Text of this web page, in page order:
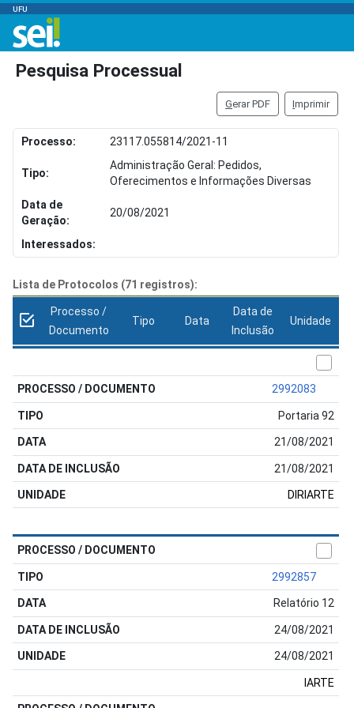
UFU
Pesquisa Processual
Gerar PDF Imprimir
Processo: 23117.055814/2021-11
Tipo:
Administração Geral: Pedidos,
Oferecimentos e Informações Diversas
Data de
Geração:
20/08/2021
Interessados:
Lista de Protocolos (71 registros):
Processo /
Documento
Tipo Data
Data de
Inclusão
Unidade
2992083
Portaria 92
21/08/2021
21/08/2021
DIRIARTE
2992857
Relatório 12
24/08/2021
24/08/2021
IARTE